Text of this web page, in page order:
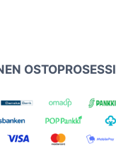
OSTOPROSESSI